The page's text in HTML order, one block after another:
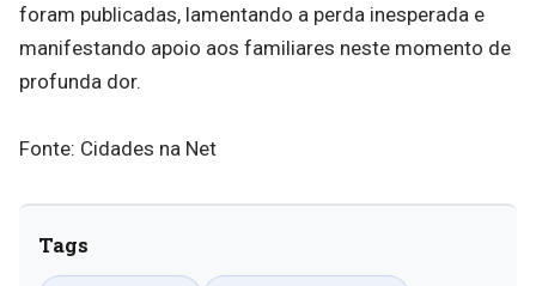
foram publicadas, lamentando a perda inesperada e
manifestando apoio aos familiares neste momento de
profunda dor.
Fonte: Cidades na Net
Tags